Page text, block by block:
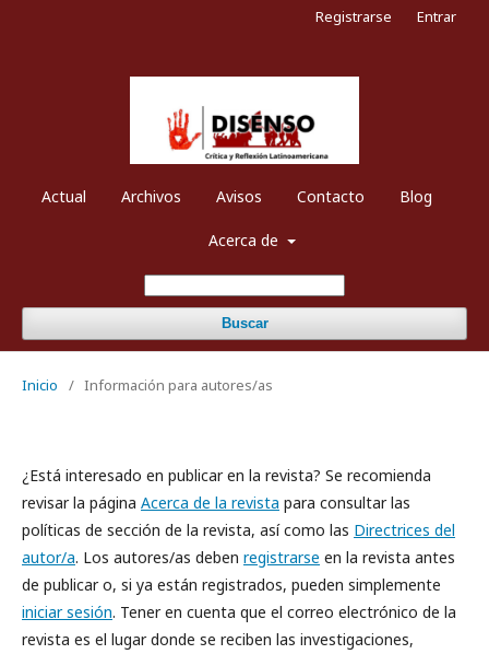
Actual Archivos Avisos Contacto Blog
Acerca de
Buscar
Registrarse Entrar
Inicio / Información para autores/as
¿Está interesado en publicar en la revista? Se recomienda
revisar la página Acerca de la revista para consultar las
políticas de sección de la revista, así como las Directrices del
autor/a. Los autores/as deben registrarse en la revista antes
de publicar o, si ya están registrados, pueden simplemente
iniciar sesión. Tener en cuenta que el correo electrónico de la
revista es el lugar donde se reciben las investigaciones,